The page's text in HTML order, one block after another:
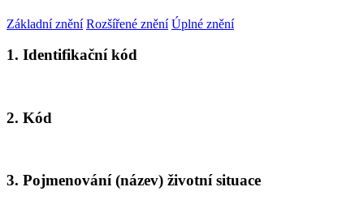
Základní znění Rozšířené znění Úplné znění
1. Identifikační kód
2. Kód
3. Pojmenování (název) životní situace